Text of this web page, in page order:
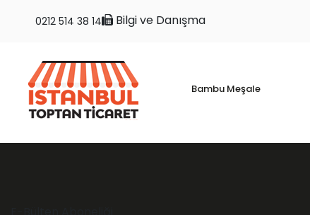
Bilgi ve Danışma
0212 514 38 14
Bambu Meşale